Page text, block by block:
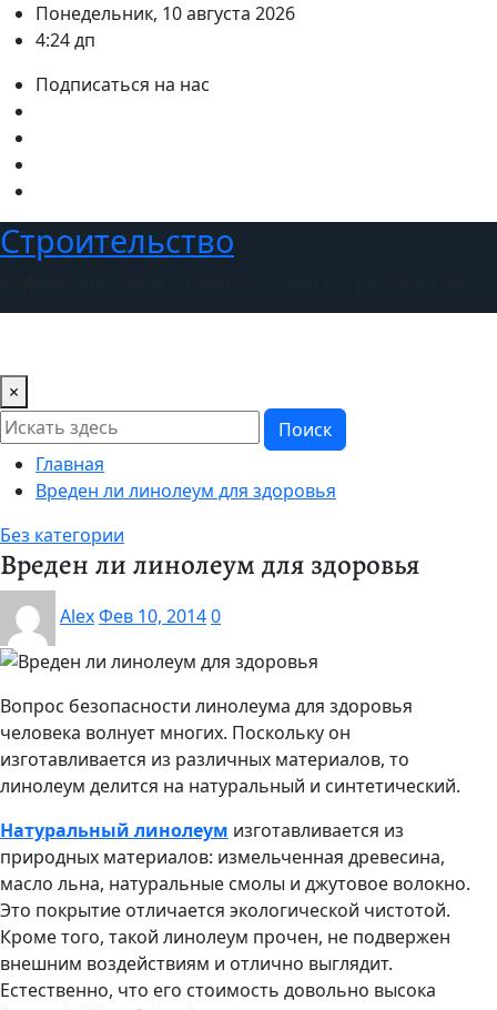
ПерейтиПонедельник, 10 августа 2026
4:24 дп
Подписаться на нас
Строительство
×
Поиск
Главная
Вреден ли линолеум для здоровья
Без категории
Вреден ли линолеум для здоровья
AlexФев 10, 20140
Вопрос безопасности линолеума для здоровья
человека волнует многих. Поскольку он
изготавливается из различных материалов, то
линолеум делится на натуральный и синтетический.
Натуральный линолеум изготавливается из
природных материалов: измельченная древесина,
масло льна, натуральные смолы и джутовое волокно.
Это покрытие отличается экологической чистотой.
Кроме того, такой линолеум прочен, не подвержен
внешним воздействиям и отлично выглядит.
Естественно, что его стоимость довольно высока